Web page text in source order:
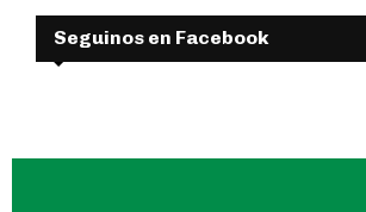
Seguinos en Facebook